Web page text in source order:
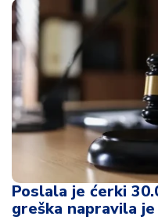
Poslala je ćerki
greška napravila